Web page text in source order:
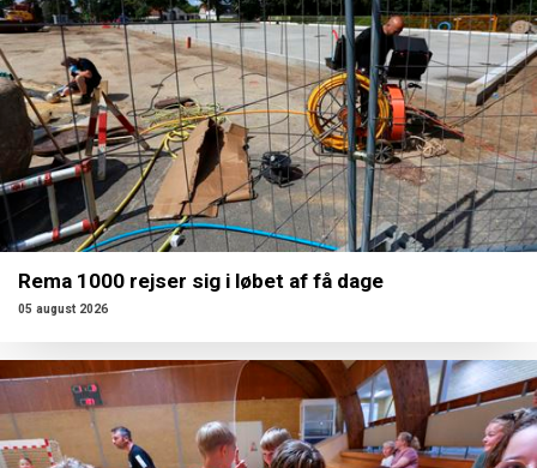
Rema 1000 rejser sig i løbet af få dage
05 august 2026